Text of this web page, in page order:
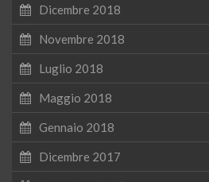
Dicembre 2018
Novembre 2018
Luglio 2018
Maggio 2018
Gennaio 2018
Dicembre 2017